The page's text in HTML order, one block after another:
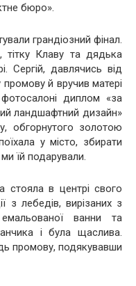
бюро».
грандіозний фінал.
тітку Клаву та дядька
Сергій, давлячись від
промову й вручив матері
диплом «за
ландшафтний дизайн»
обгорнутого золотою
у місто, збирати
ми їй подарували.
стояла в центрі свого
з лебедів, вирізаних з
ванни та
і була щаслива.
промову, подякувавши